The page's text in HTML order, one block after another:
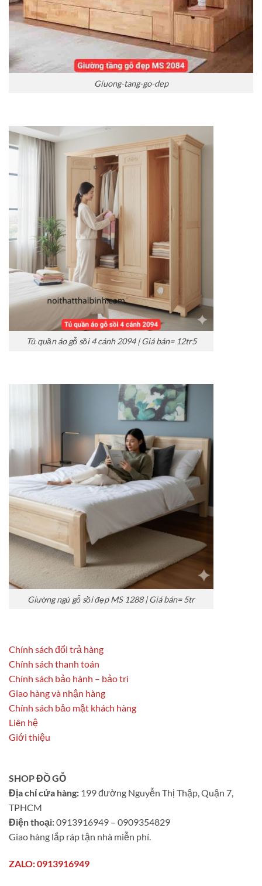
Giuong-tang-go-dep
Tủ quần áo gỗ sồi 4 cánh 2094 | Giá bán= 12tr5
Giường ngủ gỗ sồi đẹp MS 1288 | Giá bán= 5tr
Chính sách đổi trả hàng
Chính sách thanh toán
Chính sách bảo hành – bảo trì
Giao hàng và nhận hàng
Chính sách bảo mật khách hàng
Liên hệ
Giới thiệu
SHOP ĐỒ GỖ
Địa chỉ cửa hàng: 199 đường Nguyễn Thị Thập, Quận 7,
TPHCM
Điện thoại:0913916949 – 0909354829
Giao hàng lắp ráp tận nhà miễn phí.
ZALO: 0913916949